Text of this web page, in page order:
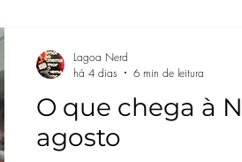
O que chega à
agosto
Lagoa Nerd
há 4 dias
6 min de leitura